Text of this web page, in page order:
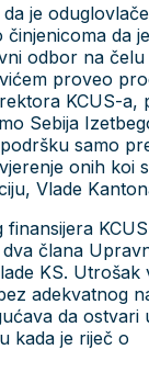
je
da
odbor na čelu
proveo
KCUS-a,
Sebija
samo
onih koi
Vlade
finansijera
člana
KS. Utrošak
adekvatnog
da ostvari
kada je riječ o